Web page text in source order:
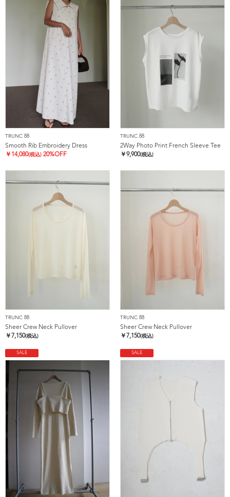
TRUNC 88
Smooth Rib Embroidery Dress
￥ 14,080(税込) 20%OFF
TRUNC 88
2Way Photo Print French Sleeve Tee
￥9,900(税込)
TRUNC 88
Sheer Crew Neck Pullover
￥ 7,150(税込)
TRUNC 88
Sheer Crew Neck Pullover
￥ 7,150(税込)
SALE SALE